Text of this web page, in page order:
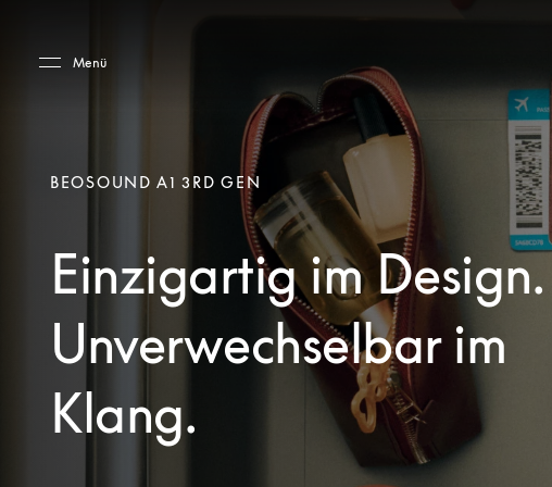
Menü
BEOSOUND A1 3RD GEN
Einzigartig im Design.
Unverwechselbar im
Klang.